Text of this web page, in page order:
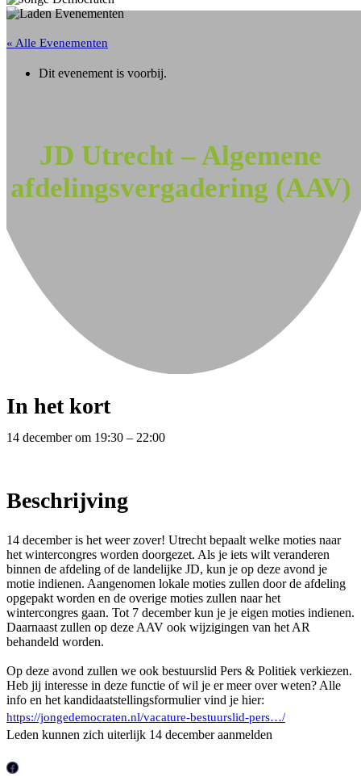
« Alle Evenementen
Dit evenement is voorbij.
JD Utrecht – Algemene
afdelingsvergadering (AAV)
In het kort
14 decemberom 19:30 – 22:00
Beschrijving
14 december is het weer zover! Utrecht bepaalt welke moties naar
het wintercongres worden doorgezet. Als je iets wilt veranderen
binnen de afdeling of de landelijke JD, kun je op deze avond je
motie indienen. Aangenomen lokale moties zullen door de afdeling
opgepakt worden en de overige moties zullen naar het
wintercongres gaan. Tot 7 december kun je je eigen moties indienen.
Daarnaast zullen op deze AAV ook wijzigingen van het AR
behandeld worden.
Op deze avond zullen we ook bestuurslid Pers & Politiek verkiezen.
Heb jij interesse in deze functie of wil je er meer over weten? Alle
info en het kandidaatstellingsformulier vind je hier:
https://jongedemocraten.nl/vacature-bestuurslid-pers…/
Leden kunnen zich uiterlijk 14 december aanmelden
F